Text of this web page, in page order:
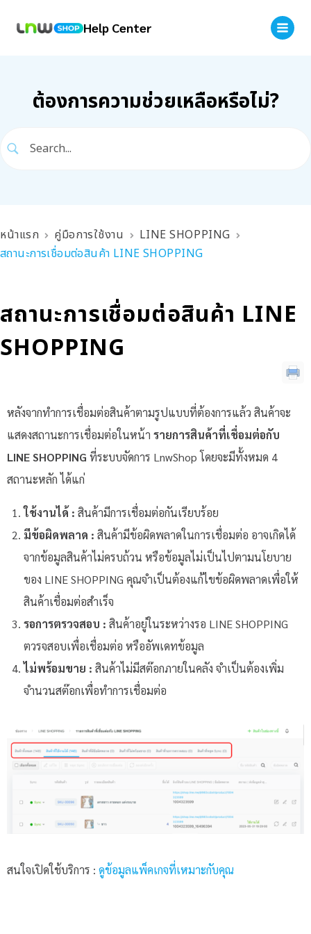
Help Center
ต้องการความช่วยเหลือหรือไม่?
หน้าแรก คู่มือการใช้งาน
LINE SHOPPING
สถานะการเชื่อมต่อสินค้า LINE SHOPPING
สถานะการเชื่อมต่อสินค้า LINE
SHOPPING
หลังจากทำการเชื่อมต่อสินค้าตามรูปแบบที่ต้องการแล้ว สินค้าจะ
แสดงสถานะการเชื่อมต่อในหน้า รายการสินค้าที่เชื่อมต่อกับ
LINE SHOPPING ที่ระบบจัดการ LnwShop โดยจะมีทั้งหมด 4
สถานะหลัก ได้แก่
ใช้งานได้ : สินค้ามีการเชื่อมต่อกันเรียบร้อย
มีข้อผิดพลาด : สินค้ามีข้อผิดพลาดในการเชื่อมต่อ อาจเกิดได้
จากข้อมูลสินค้าไม่ครบถ้วน หรือข้อมูลไม่เป็นไปตามนโยบาย
ของ LINE SHOPPING คุณจำเป็นต้องแก้ไขข้อผิดพลาดเพื่อให้
สินค้าเชื่อมต่อสำเร็จ
รอการตรวจสอบ : สินค้าอยู่ในระหว่างรอ LINE SHOPPING
ตวรจสอบเพื่อเชื่อมต่อ หรืออัพเดทข้อมูล
ไม่พร้อมขาย : สินค้าไม่มีสต๊อกภายในคลัง จำเป็นต้องเพิ่ม
จำนวนสต๊อกเพื่อทำการเชื่อมต่อ
สนใจเปิดใช้บริการ : ดูข้อมูลแพ็คเกจที่เหมาะกับคุณ